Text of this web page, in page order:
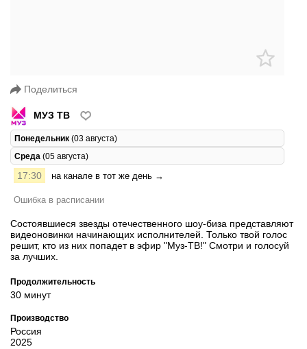
Поделиться
МУЗ ТВ
Понедельник (03 августа)
Среда (05 августа)
17:30 на канале в тот же день →
Ошибка в расписании
Состоявшиеся звезды отечественного шоу-биза представляют
видеоновинки начинающих исполнителей. Только твой голос
решит, кто из них попадет в эфир "Муз-ТВ!" Смотри и голосуй
за лучших.
Продолжительность
30 минут
Производство
Россия
2025